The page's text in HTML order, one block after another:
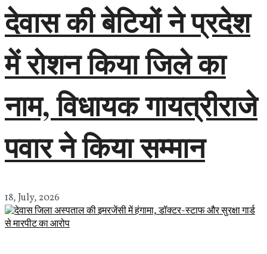
देवास की बेटियों ने प्रदेश
में रोशन किया जिले का
नाम, विधायक गायत्रीराजे
पवार ने किया सम्मान
18, July, 2026